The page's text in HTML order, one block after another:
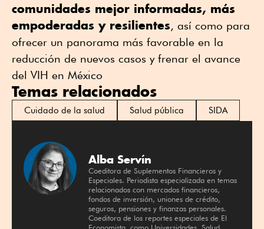
comunidades mejor informadas, más
empoderadas y resilientes, así como para
ofrecer un panorama más favorable en la
reducción de nuevos casos y frenar el avance
del VIH en México
Temas relacionados
Cuidado de la salud Salud pública SIDA
Alba Servín
Coeditora de Suplementos Financieros y
Especiales. Periodista especializada en temas
relacionados con mercados financieros,
fondos de inversión, uniones de crédito,
seguros, pensiones y finanzas personales.
Coeditora de los reportes especiales de El